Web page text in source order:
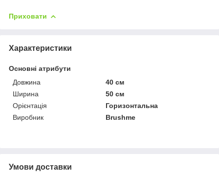
Приховати
Характеристики
Основні атрибути
Довжина
40 см
Ширина
50 см
Орієнтація
Горизонтальна
Виробник
Brushme
Умови доставки